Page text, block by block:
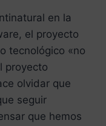
en la
el proyecto
tecnológico «no
proyecto
olvidar que
seguir
que hemos